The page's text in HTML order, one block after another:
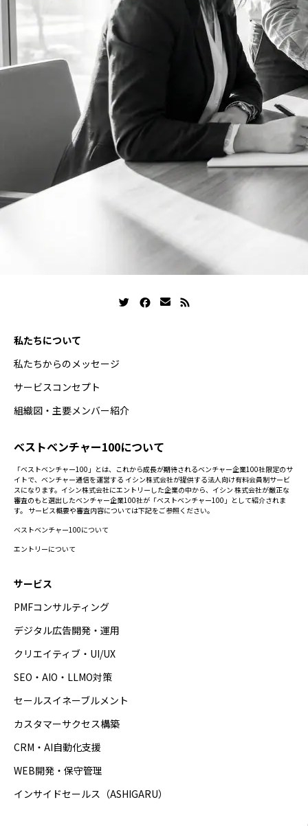
私たちについて
私たちからのメッセージ
サービスコンセプト
組織図・主要メンバー紹介
ベストベンチャー100について
「ベストベンチャー100」とは、これから成長が期待されるベンチャー企業100社限定のサ
イトで、ベンチャー通信を運営する イシン株式会社が提供する法人向け有料会員制サービ
スになります。イシン株式会社にエントリーした企業の中から、イシン 株式会社が厳正な
審査のもと選出したベンチャー企業100社が「ベストベンチャー100」として紹介されま
す。 サービス概要や審査内容については下記をご参照ください。
ベストベンチャー100について
エントリーについて
サービス
PMFコンサルティング
デジタル広告開発・運用
クリエイティブ・UI/UX
SEO・AIO・LLMO対策
セールスイネーブルメント
カスタマーサクセス構築
CRM・AI自動化支援
WEB開発・保守管理
インサイドセールス（ASHIGARU）